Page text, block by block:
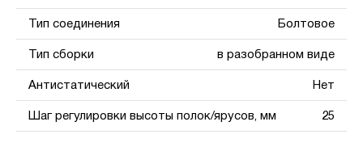
Тип соединения Болтовое
Тип сборки в разобранном виде
Антистатический Нет
Шаг регулировки высоты полок/ярусов, мм 25